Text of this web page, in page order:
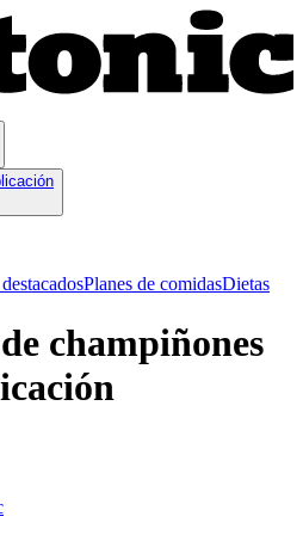
Planes de comidasDietas
champiñones